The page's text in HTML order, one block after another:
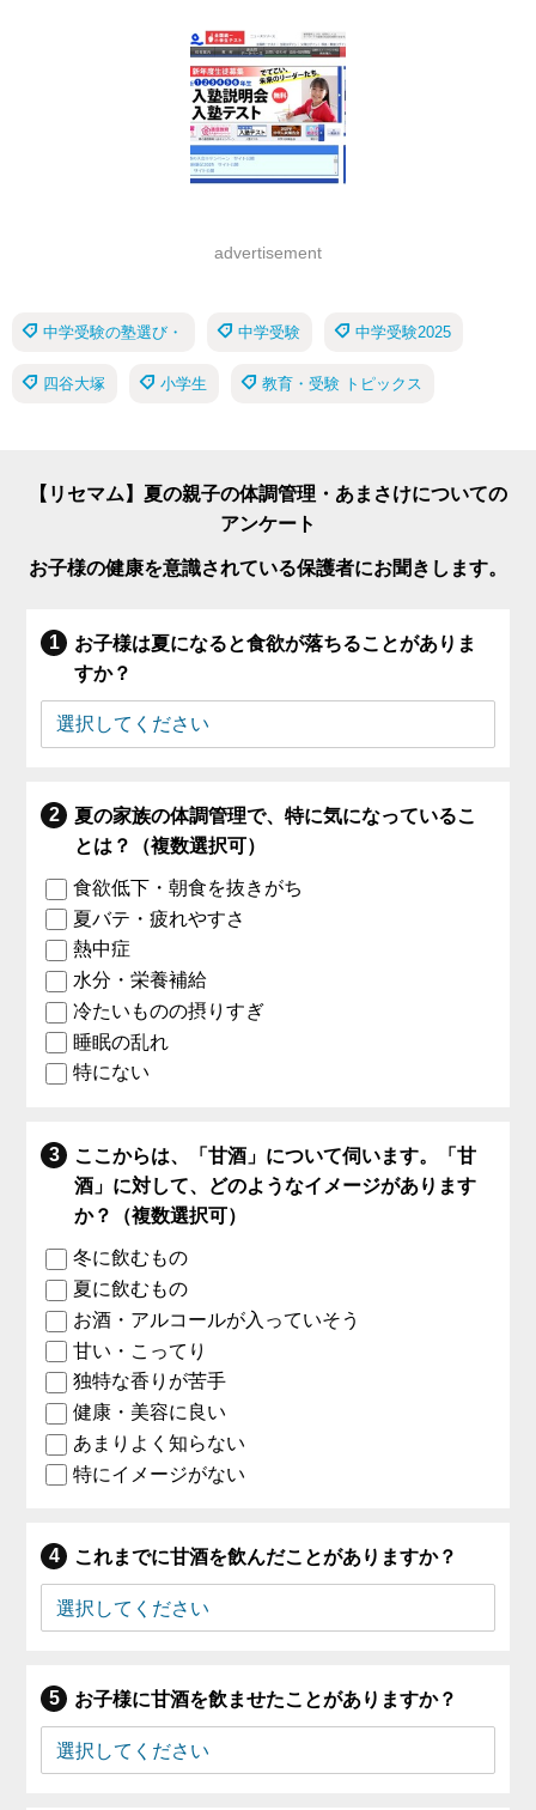
advertisement
中学受験の塾選び・ 中学受験 中学受験2025
四谷大塚 小学生 教育・受験 トピックス
【リセマム】夏の親子の体調管理・あまさけについての
アンケート
お子様の健康を意識されている保護者にお聞きします。
お子様は夏になると食欲が落ちることがありま
すか？
夏の家族の体調管理で、特に気になっているこ
とは？（複数選択可）
食欲低下・朝食を抜きがち
夏バテ・疲れやすさ
熱中症
水分・栄養補給
冷たいものの摂りすぎ
睡眠の乱れ
特にない
ここからは、「甘酒」について伺います。「甘
酒」に対して、どのようなイメージがあります
か？（複数選択可）
冬に飲むもの
夏に飲むもの
お酒・アルコールが入っていそう
甘い・こってり
独特な香りが苦手
健康・美容に良い
あまりよく知らない
特にイメージがない
これまでに甘酒を飲んだことがありますか？
お子様に甘酒を飲ませたことがありますか？